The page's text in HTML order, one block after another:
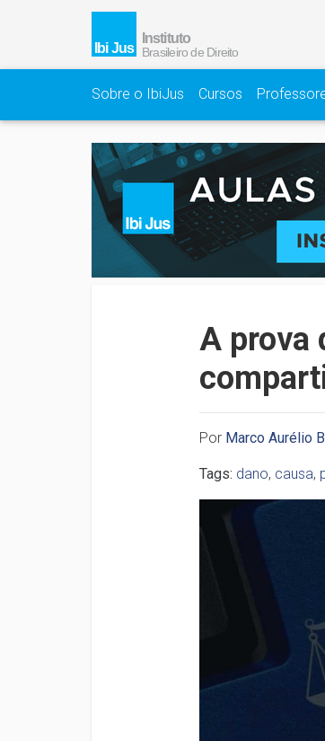
Sobre o IbiJus Cursos
A prova
Por Marco Aurélio
Tags: dano, causa,